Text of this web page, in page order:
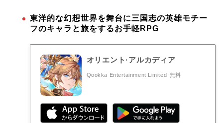
東洋的な幻想世界を舞台に三国志の英雄モチー
フのキャラと旅をするお手軽RPG
オリエント·アルカディア
Qookka Entertainment Limited 無料